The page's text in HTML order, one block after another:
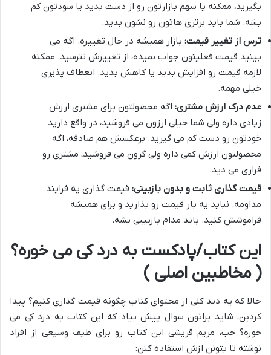
بگیرید، ممکنه یا سهم بازارتون رو از دست بدید یا سودتون کم
بشه. شما باید برتری هاتون رو نشون بدید.
ترس از تغییر قیمت: بازار همیشه در حال تغییره. اگه می
بینید قیمت فعلیتون جواب نمیده، از تغییرش نترسید. ممکنه
لازمه قیمت رو افزایش بدید یا کاهش بدید. انعطاف پذیری
خیلی مهمه.
عدم درک ارزش مشتری: اگه محصولتون برای مشتری ارزش
زیادی داره ولی شما خیلی ارزون می فروشید، در واقع دارید
خودتون رو دست کم می گیرید. برعکسش هم صادقه، اگه
محصولتون ارزش کمی داره ولی گرون می فروشید، مشتری رو
فراری می دید.
قیمت گذاری ثابت و بدون بازبینی: قیمت گذاری یه فرایند
مداومه. نباید یه بار قیمت رو بذارید و برای همیشه
فراموشش کنید. باید مدام بازبینی بشه.
این کتاب/پادکست به درد کی می خوره؟
( مخاطبین اصلی )
حالا که یه دید کلی از محتوای کتاب چگونه قیمت گذاری کنیم؟ پیدا
کردین، شاید براتون سوال پیش بیاد که این کتاب به درد کی می
خوره؟ خب، مریم قریشی این کتاب رو برای طیف وسیعی از افراد
نوشته تا بتونن ازش استفاده کنن: